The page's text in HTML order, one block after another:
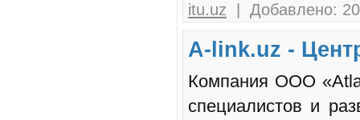
itu.uz | Добавлено:
A-link.uz -
Компания ООО
специалистов и